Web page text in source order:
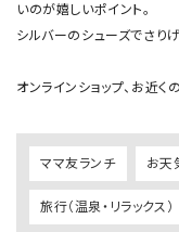
いのが嬉しいポイント。
シルバーのシューズでさり
オンラインショップ、お近
ママ友ランチ お天
旅行（温泉・リラックス）